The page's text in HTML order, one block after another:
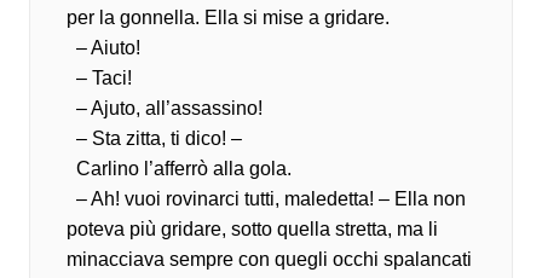
per la gonnella. Ella si mise a gridare.
– Aiuto!
– Taci!
– Ajuto, all’assassino!
– Sta zitta, ti dico! –
Carlino l’afferrò alla gola.
– Ah! vuoi rovinarci tutti, maledetta! – Ella non
poteva più gridare, sotto quella stretta, ma li
minacciava sempre con quegli occhi spalancati